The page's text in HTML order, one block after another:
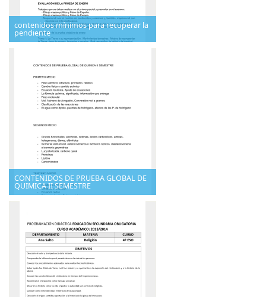
contenidos mínimos para recuperar la
pendiente
CONTENIDOS DE PRUEBA GLOBAL DE
QUIMICA II SEMESTRE